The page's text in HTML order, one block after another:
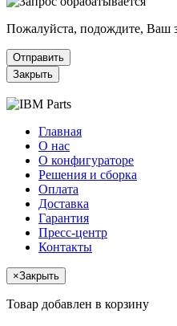
Пожалуйста, подождите, Ваш
Отправить
Закрыть
Главная
О нас
О конфигураторе
Решения и сборка
Оплата
Доставка
Гарантия
Пресс-центр
Контакты
×Закрыть
Товар добавлен в корзину